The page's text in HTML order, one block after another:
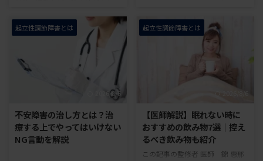
す。 その他の治療法として医師
や専門家の方が推奨しているが
「起床時は明るい光を浴びる」
「夕方以降は薄暗い照明で過ご
し、寝る前はスマホやゲームは触
らない」という光の環境を整える
整える唯一無二の方法が、朝は明
環境で過ごす事です。 光を活用
せずに起立性調節障害を改善に導
くのは難しいです。 起床時に光
業医保有資格：日本内科学会内科
専門医・日本医師会認定産業医
2018年から起立性調節障害患者
起立性調節障害患者を担当。 一
般社団法人 起立性調節障害改善
経験がある親御さんもいるかもし
れません。 中学生くらいになる
と、夜のスマートフォン使用や受
験勉強などで夜更かしが増え、朝
起立性調節障害とは
2026/8/5
不安障害の治し方とは？治
療する上でやってはいけない
NG言動を解説
起立性調節障害とは
【医師解説】眠れない時に
おすすめの飲み物7選｜控え
るべき飲み物も紹介
この記事の監修者 医師 錦 惠那